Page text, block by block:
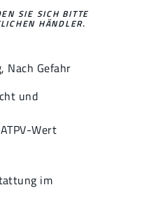
SIE SICH BITTE
HÄNDLER.
, Nach Gefahr
und
Wert
im